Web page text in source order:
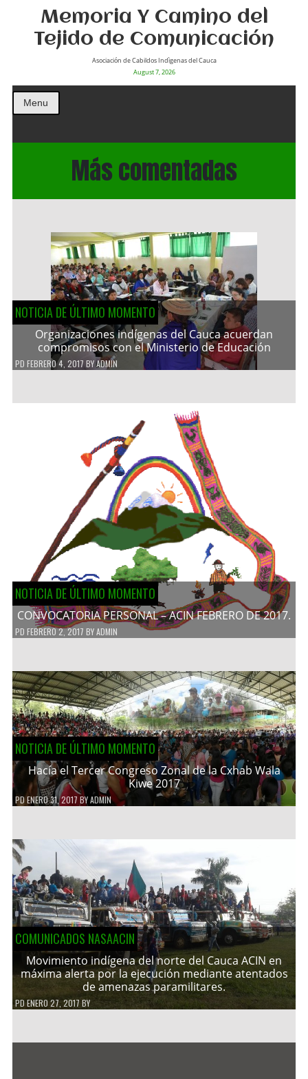
Memoria Y Camino del
Tejido de Comunicación
Asociación de Cabildos Indìgenas del Cauca
August 7, 2026
Menu
Más comentadas
NOTICIA DE ÚLTIMO MOMENTO
Organizaciones indígenas del Cauca acuerdan
compromisos con el Ministerio de Educación
PD FEBRERO 4, 2017 BYADMIN
NOTICIA DE ÚLTIMO MOMENTO
CONVOCATORIA PERSONAL – ACIN FEBRERO DE 2017.
PD FEBRERO 2, 2017 BYADMIN
NOTICIA DE ÚLTIMO MOMENTO
Hacía el Tercer Congreso Zonal de la Cxhab Wala
Kiwe 2017
PDENERO 31, 2017 BYADMIN
COMUNICADOS NASAACIN
Movimiento indígena del norte del Cauca ACIN en
máxima alerta por la ejecución mediante atentados
de amenazas paramilitares.
PDENERO 27, 2017 BY